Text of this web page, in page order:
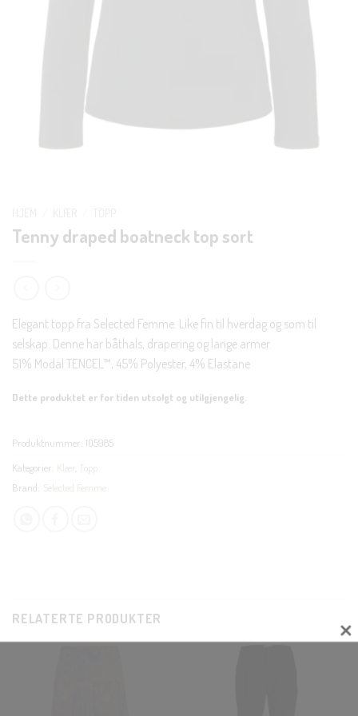
Tenny draped boatneck top sort
Elegant topp fra Selected Femme. Like fin til hverdag og som til
selskap. Denne har båthals, drapering og lange armer.
51% Modal TENCEL™, 45% Polyester, 4% Elastane
Dette produktet er for tiden utsolgt og utilgjengelig.
Produktnummer: 105985
Kategorier: Klær Topp
Brand: Selected Femme
RELATERTE PRODUKTER